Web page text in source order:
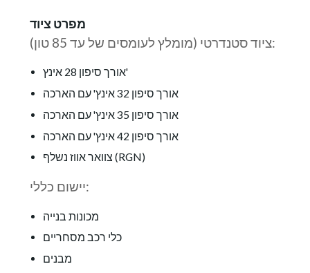
מפרט ציוד
ציוד סטנדרטי (מומלץ לעומסים של עד 85 טון):
אורך סיפון 28 אינץ'
אורך סיפון 32 אינץ' עם הארכה
אורך סיפון 35 אינץ' עם הארכה
אורך סיפון 42 אינץ' עם הארכה
צוואר אווז נשלף (RGN)
יישום כללי:
מכונות בנייה
כלי רכב מסחריים
מבנים